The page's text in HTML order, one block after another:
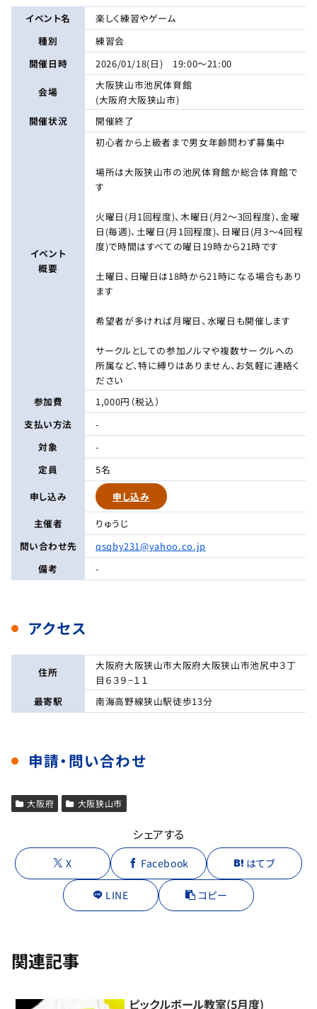
イベント名
楽しく練習やゲーム
種別
練習会
開催日時
2026/01/18(日) 19:00～21:00
会場
大阪狭山市池尻体育館
(大阪府大阪狭山市)
開催状況
開催終了
イベント
概要
初心者から上級者まで男女年齢問わず募集中
場所は大阪狭山市の池尻体育館か総合体育館で
す
火曜日(月1回程度)、木曜日(月2〜3回程度)、金曜
日(毎週)、土曜日(月1回程度)、日曜日(月3〜4回程
度)で時間はすべての曜日19時から21時です
土曜日、日曜日は18時から21時になる場合もあり
ます
希望者が多ければ月曜日、水曜日も開催します
サークルとしての参加ノルマや複数サークルへの
所属など、特に縛りはありません、お気軽に連絡く
ださい
参加費
1,000円（税込）
支払い方法
-
対象
-
定員
5名
申し込み
申し込み
主催者
りゅうじ
問い合わせ先
qsqby231@yahoo.co.jp
備考
-
アクセス
住所
大阪府大阪狭山市大阪府大阪狭山市池尻中３丁
目６３９−１１
最寄駅
南海高野線狭山駅徒歩13分
申請・問い合わせ
大阪府 大阪狭山市
シェアする
X Facebook はてブ
LINE コピー
関連記事
ピックルボール教室(5月度)